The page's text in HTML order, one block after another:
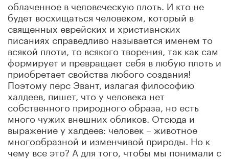
облаченное в человеческую плоть. И кто не
будет восхищаться человеком, который в
священных еврейских и христианских
писаниях справедливо называется именем то
всякой плоти, то всякого творения, так как сам
формирует и превращает себя в любую плоть и
приобретает свойства любого создания!
Поэтому перс Эвант, излагая философию
халдеев, пишет, что у человека нет
собственного природного образа, но есть
много чужих внешних обликов. Отсюда и
выражение у халдеев: человек – животное
многообразной и изменчивой природы. Но к
чему все это? А для того, чтобы мы понимали с